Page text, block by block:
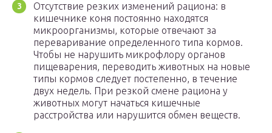
Отсутствие резких изменений рациона: в
кишечнике коня постоянно находятся
микроорганизмы, которые отвечают за
переваривание определенного типа кормов.
Чтобы не нарушить микрофлору органов
пищеварения, переводить животных на новые
типы кормов следует постепенно, в течение
двух недель. При резкой смене рациона у
животных могут начаться кишечные
расстройства или нарушится обмен веществ.